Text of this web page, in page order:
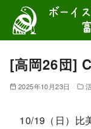
テ
[高岡26団]
2025年10月23日
10/19（日）比